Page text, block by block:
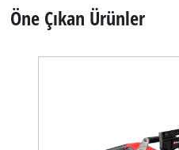
Öne Çıkan Ürünler